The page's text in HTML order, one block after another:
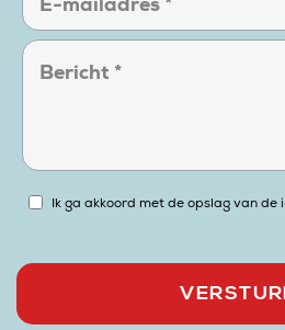
Ik ga akkoord met de opslag van de